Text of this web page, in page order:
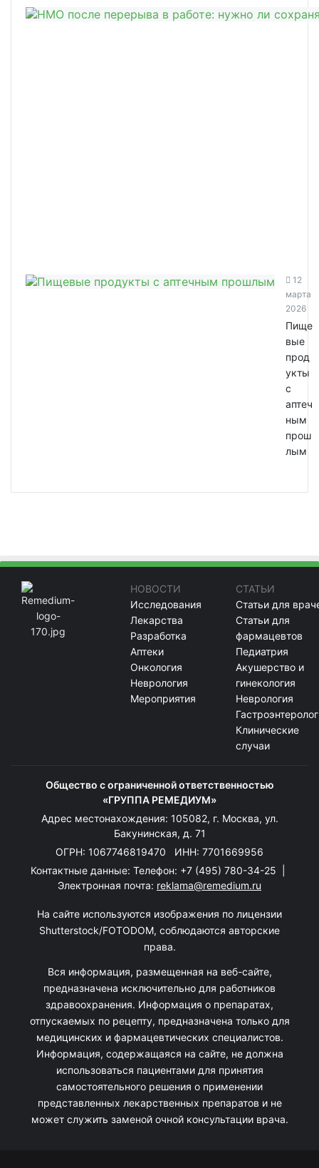
12
марта
2026
Пище
вые
прод
укты
с
аптеч
ным
прош
лым
НОВОСТИ
Исследования
Лекарства
Разработка
Аптеки
Онкология
Неврология
Мероприятия
СТАТЬИ
Статьи для
Статьи для
фармацевтов
Педиатрия
Акушерство и
гинекология
Неврология
Клинические
случаи
Общество с ограниченной ответственностью
«ГРУППА РЕМЕДИУМ»
Адрес местонахождения: 105082, г. Москва, ул.
Бакунинская, д. 71
ОГРН: 1067746819470 ИНН: 7701669956
Контактные данные: Телефон: +7 (495) 780-34-25
Электронная почта: reklama@remedium.ru
На сайте используются изображения по лицензии
Shutterstock/FOTODOM, соблюдаются авторские
права.
Вся информация, размещенная на веб-сайте,
предназначена исключительно для работников
здравоохранения. Информация о препаратах,
отпускаемых по рецепту, предназначена только для
медицинских и фармацевтических специалистов.
Информация, содержащаяся на сайте, не должна
использоваться пациентами для принятия
самостоятельного решения о применении
представленных лекарственных препаратов и не
может служить заменой очной консультации врача.